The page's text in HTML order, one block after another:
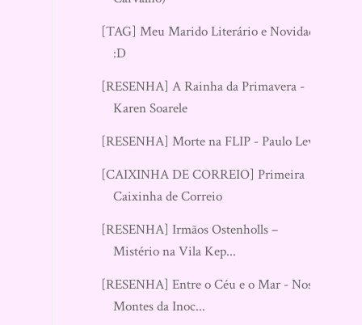
[TAG] Meu Marido Literário e Novidade
:D
[RESENHA] A Rainha da Primavera -
Karen Soarele
[RESENHA] Morte na FLIP - Paulo Levy
[CAIXINHA DE CORREIO] Primeira
Caixinha de Correio
[RESENHA] Irmãos Ostenholls –
Mistério na Vila Kep...
[RESENHA] Entre o Céu e o Mar - Nos
Montes da Inoc...